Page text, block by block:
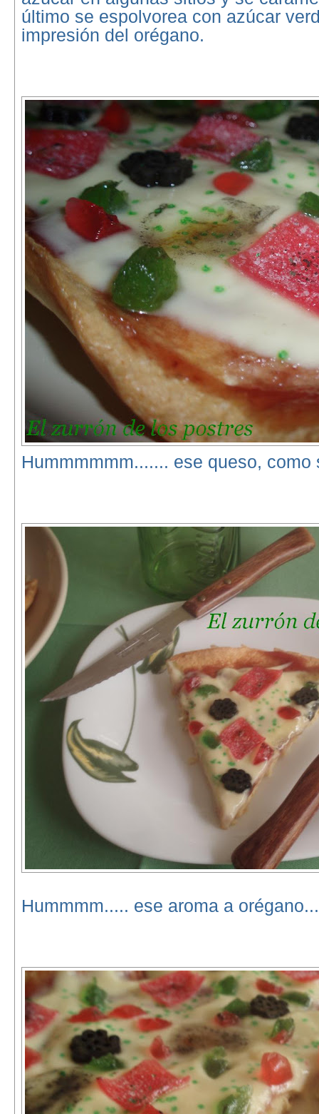
último se espolvorea con azúcar
impresión del orégano.
Hummmmmm....... ese queso, como
Hummmm..... ese aroma a